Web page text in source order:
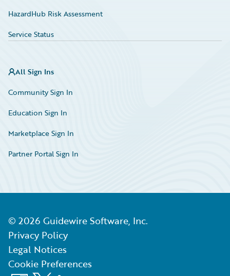
HazardHub Risk Assessment
Service Status
All Sign Ins
Community Sign In
Education Sign In
Marketplace Sign In
Partner Portal Sign In
© 2026 Guidewire Software, Inc.
Privacy Policy
Legal Notices
Cookie Preferences